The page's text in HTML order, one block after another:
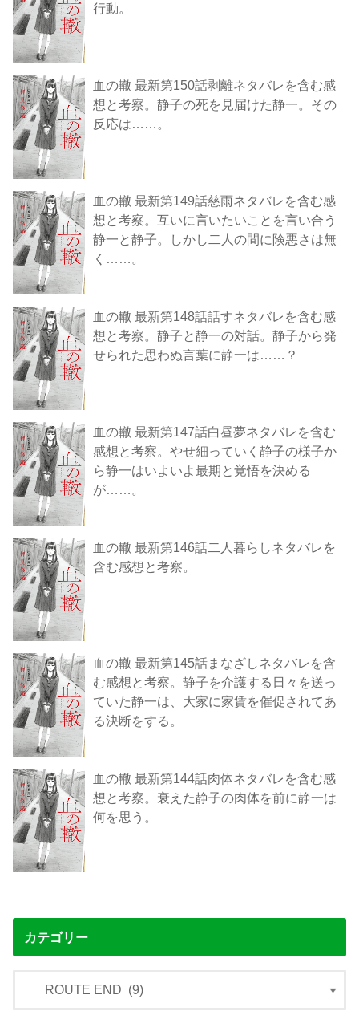
行動。
血の轍 最新第150話剥離ネタバレを含む感
想と考察。静子の死を見届けた静一。その
反応は……。
血の轍 最新第149話慈雨ネタバレを含む感
想と考察。互いに言いたいことを言い合う
静一と静子。しかし二人の間に険悪さは無
く……。
血の轍 最新第148話話すネタバレを含む感
想と考察。静子と静一の対話。静子から発
せられた思わぬ言葉に静一は……？
血の轍 最新第147話白昼夢ネタバレを含む
感想と考察。やせ細っていく静子の様子か
ら静一はいよいよ最期と覚悟を決める
が……。
血の轍 最新第146話二人暮らしネタバレを
含む感想と考察。
血の轍 最新第145話まなざしネタバレを含
む感想と考察。静子を介護する日々を送っ
ていた静一は、大家に家賃を催促されてあ
る決断をする。
血の轍 最新第144話肉体ネタバレを含む感
想と考察。衰えた静子の肉体を前に静一は
何を思う。
カテゴリー